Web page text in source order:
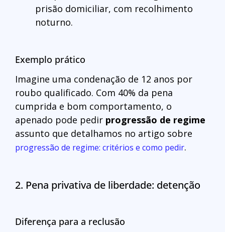
prisão domiciliar, com recolhimento
noturno.
Exemplo prático
Imagine uma condenação de 12 anos por
roubo qualificado. Com 40% da pena
cumprida e bom comportamento, o
apenado pode pedir progressão de regime
assunto que detalhamos no artigo sobre
progressão de regime: critérios e como pedir.
2. Pena privativa de liberdade: detenção
Diferença para a reclusão